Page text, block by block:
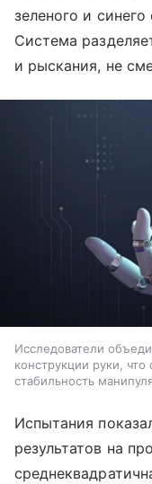
зеленого и синего
Система
и рыскания, не
Исследователи
конструкции руки,
стабильность
Испытания
результатов на